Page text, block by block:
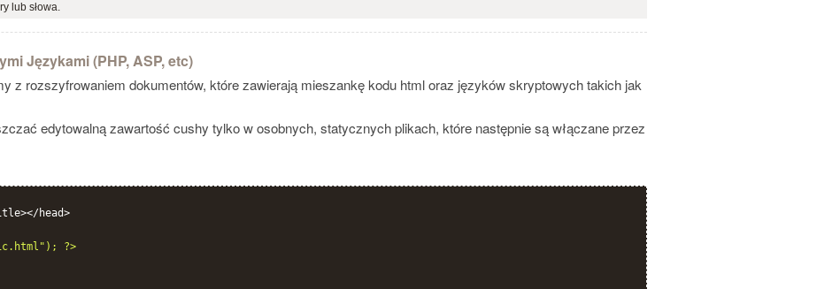
lub słowa.
Językami (PHP, ASP, etc)
z rozszyfrowaniem dokumentów, które zawierają mieszankę kodu html oraz języków skryptowych takich jak
edytowalną zawartość cushy tylko w osobnych, statycznych plikach, które następnie są włączane przez
head>
?>